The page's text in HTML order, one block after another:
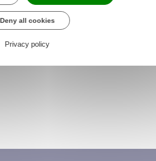
Deny all cookies
Privacy policy